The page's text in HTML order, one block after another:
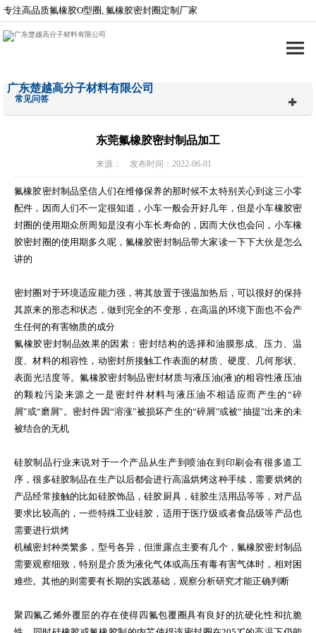
专注高品质氟橡胶O型圈, 氟橡胶密封圈定制厂家
广东楚越高分子材料有限公司
常见问答
东莞氟橡胶密封制品加工
来源： 发布时间：2022-06-01
氟橡胶密封制品坚信人们在维修保养的那时候不太特别关心到这三小零
配件，因而人们不一定很知道，小车一般会开好几年，但是小车橡胶密
封圈的使用期众所周知是沒有小车长寿命的，因而大伙也会问，小车橡
胶密封圈的使用期多久呢，氟橡胶密封制品带大家读一下下大伙是怎么
讲的
密封圈对于环境适应能力强，将其放置于强温加热后，可以很好的保持
其原来的形态和状态，做到完全的不变形，在高温的环境下面也不会产
生任何的有害物质的成分
氟橡胶密封制品效果的因素：密封结构的选择和油膜形成、压力、温
度、材料的相容性，动密封所接触工作表面的材质、硬度、几何形状、
表面光洁度等。氟橡胶密封制品密封材质与液压油(液)的相容性液压油
的颗粒污染来源之一是密封件材料与液压油不相适应而产生的“碎
屑"或“磨屑"。密封件因“溶涨"被损坏产生的“碎屑"或被“抽提"出来的未
被结合的无机
硅胶制品行业来说对于一个产品从生产到喷油在到印刷会有很多道工
序，很多硅胶制品在生产以后都会进行高温烘烤这种手续，需要烘烤的
产品经常接触的比如硅胶饰品，硅胶厨具，硅胶生活用品等等，对产品
要求比较高的，一些特殊工业硅胶，适用于医疗级或者食品级等产品也
需要进行烘烤
机械密封种类繁多，型号各异，但泄露点主要有几个，氟橡胶密封制品
需要观察细致，特别是介质为液化气体或高压有毒有害气体时，相对困
难些。其他的则需要有长期的实践基础，观察分析研究才能正确判断
聚四氟乙烯外覆层的存在使得四氟包覆圈具有良好的抗硬化性和抗脆